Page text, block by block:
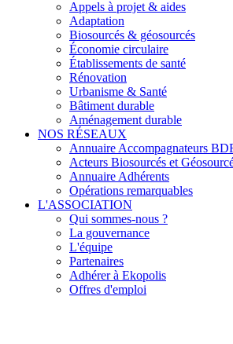
Appels à projet & aides
Adaptation
Biosourcés & géosourcés
Économie circulaire
Établissements de santé
Rénovation
Urbanisme & Santé
Bâtiment durable
Aménagement durable
NOS RÉSEAUX
Annuaire Accompagnateurs
Acteurs Biosourcés et
Annuaire Adhérents
Opérations remarquables
L'ASSOCIATION
Qui sommes-nous ?
La gouvernance
L'équipe
Partenaires
Adhérer à Ekopolis
Offres d'emploi